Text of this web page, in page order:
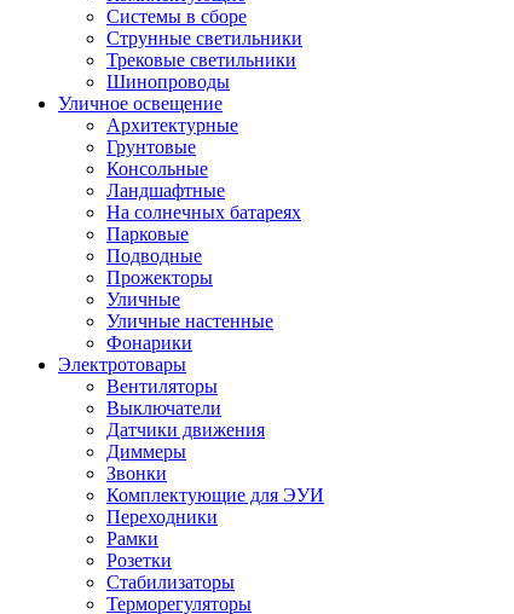
Системы в сборе
Струнные светильники
Трековые светильники
Шинопроводы
Уличное освещение
Архитектурные
Грунтовые
Консольные
Ландшафтные
На солнечных батареях
Парковые
Подводные
Прожекторы
Уличные
Уличные настенные
Фонарики
Электротовары
Вентиляторы
Выключатели
Датчики движения
Диммеры
Звонки
Комплектующие для ЭУИ
Переходники
Рамки
Розетки
Стабилизаторы
Терморегуляторы